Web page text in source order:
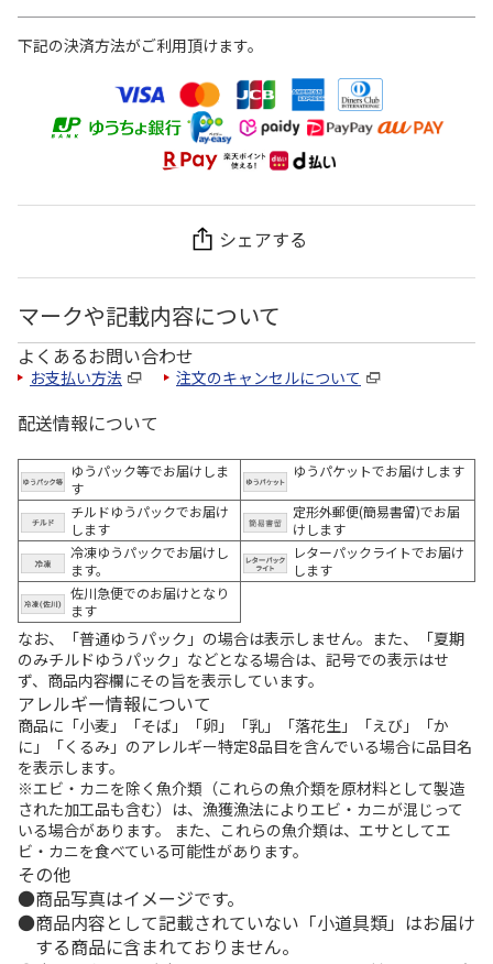
下記の決済方法がご利用頂けます。
シェアする
マークや記載内容について
よくあるお問い合わせ
お支払い方法 注文のキャンセルについて
配送情報について
ゆうパック等でお届けしま
す
ゆうパケットでお届けします
チルドゆうパックでお届け
します
定形外郵便(簡易書留)でお届
けします
冷凍ゆうパックでお届けし
ます。
レターパックライトでお届け
します
佐川急便でのお届けとなり
ます
なお、「普通ゆうパック」の場合は表示しません。また、「夏期
のみチルドゆうパック」などとなる場合は、記号での表示はせ
ず、商品内容欄にその旨を表示しています。
アレルギー情報について
商品に「小麦」「そば」「卵」「乳」「落花生」「えび」「か
に」「くるみ」のアレルギー特定8品目を含んでいる場合に品目名
を表示します。
※エビ・カニを除く魚介類（これらの魚介類を原材料として製造
された加工品も含む）は、漁獲漁法によりエビ・カニが混じって
いる場合があります。 また、これらの魚介類は、エサとしてエ
ビ・カニを食べている可能性があります。
その他
商品写真はイメージです。
商品内容として記載されていない「小道具類」はお届け
する商品に含まれておりません。